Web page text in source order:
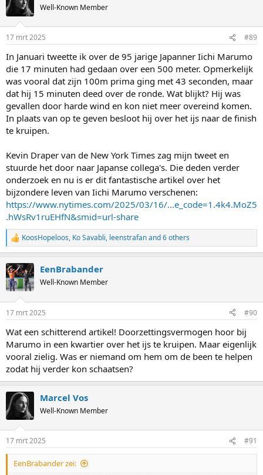
Well-Known Member
17 mrt 2025 #89
In Januari tweette ik over de 95 jarige Japanner Iichi Marumo
die 17 minuten had gedaan over een 500 meter. Opmerkelijk
was vooral dat zijn 100m prima ging met 43 seconden, maar
dat hij 15 minuten deed over de ronde. Wat blijkt? Hij was
gevallen door harde wind en kon niet meer overeind komen.
In plaats van op te geven besloot hij over het ijs naar de finish
te kruipen.
Kevin Draper van de New York Times zag mijn tweet en
stuurde het door naar Japanse collega's. Die deden verder
onderzoek en nu is er dit fantastische artikel over het
bijzondere leven van Iichi Marumo verschenen:
https://www.nytimes.com/2025/03/16/...e_code=1.4k4.MoZ5
.hWsRv1ruEHfN&smid=url-share
R
e
c
t
i
s
KoosHopeloos, Ko Savabli, leenstrafanand 6 others
EenBrabander
Well-Known Member
17 mrt 2025 #90
Wat een schitterend artikel! Doorzettingsvermogen hoor bij
Marumo in een kwartier over het ijs te kruipen. Maar eigenlijk
vooral zielig. Was er niemand om hem om de been te helpen
zodat hij verder kon schaatsen?
Marcel Vos
Well-Known Member
17 mrt 2025 #91
EenBrabander zei: